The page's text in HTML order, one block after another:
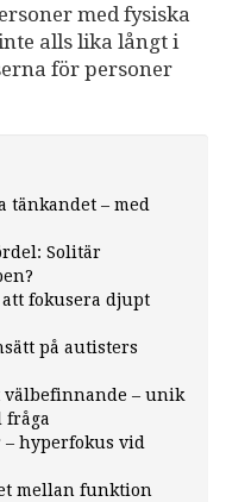
med fysiska
alls lika långt i
för personer
tänkandet – med
Solitär
fokusera djupt
på autisters
– unik
fråga
hyperfokus vid
mellan funktion